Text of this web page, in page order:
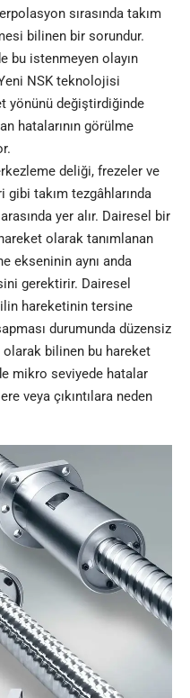
sırasında takım
bilinen bir sorundur.
bu istenmeyen olayın
NSK teknolojisi
yönünü değiştirdiğinde
hatalarının görülme
deliği, frezeler ve
takım tezgâhlarında
yer alır. Dairesel bir
olarak tanımlanan
ekseninin aynı anda
gerektirir. Dairesel
hareketinin tersine
durumunda düzensiz
olarak bilinen bu hareket
mikro seviyede hatalar
veya çıkıntılara neden